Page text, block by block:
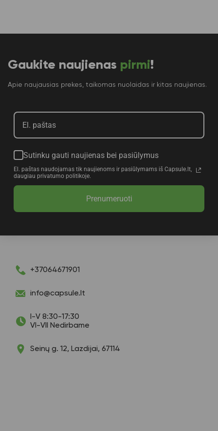
Gaukite naujienas pirmi!
Apie naujausias prekes, taikomas nuolaidas ir kitas naujienas.
Sutinku gauti naujienas bei pasiūlymus
El. paštas naudojamas tik naujienoms ir pasiūlymams iš Capsule.lt,
daugiau privatumo politikoje.
Prenumeruoti
+37064671901
info@capsule.lt
I-V 8:30-17:30
VI-VII Nedirbame
Seinų g. 12, Lazdijai, 67114